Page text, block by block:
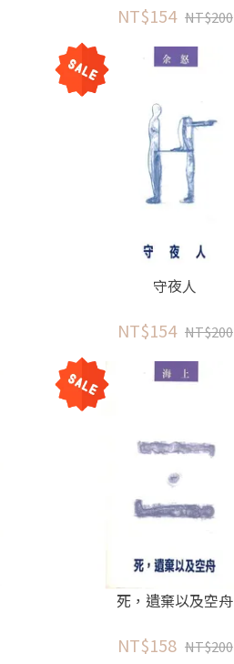
NT$154 NT$200
守夜人
NT$154 NT$200
死，遺棄以及空舟
NT$158 NT$200